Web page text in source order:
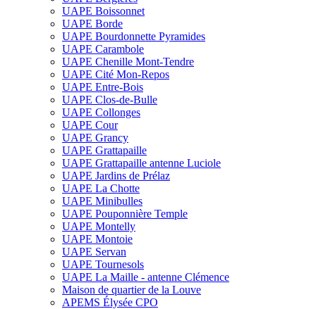
UAPE Boissonnet
UAPE Borde
UAPE Bourdonnette Pyramides
UAPE Carambole
UAPE Chenille Mont-Tendre
UAPE Cité Mon-Repos
UAPE Entre-Bois
UAPE Clos-de-Bulle
UAPE Collonges
UAPE Cour
UAPE Grancy
UAPE Grattapaille
UAPE Grattapaille antenne Luciole
UAPE Jardins de Prélaz
UAPE La Chotte
UAPE Minibulles
UAPE Pouponnière Temple
UAPE Montelly
UAPE Montoie
UAPE Servan
UAPE Tournesols
UAPE La Maille - antenne Clémence
Maison de quartier de la Louve
APEMS Élysée CPO